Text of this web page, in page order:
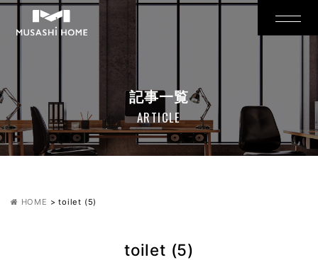
記事一覧
ARTICLE
HOME >toilet (5)
toilet (5)